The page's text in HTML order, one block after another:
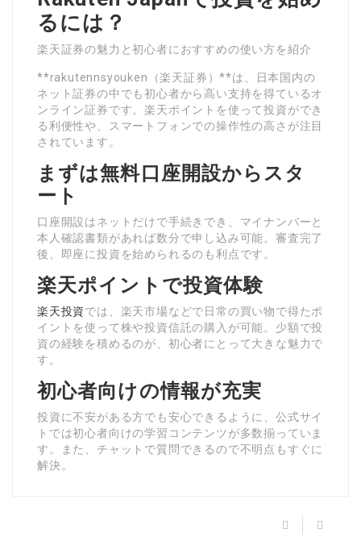
るには？
楽天証券の魅力と初心者におすすめの使い方を紹介
**rakutennsyouken（楽天証券）**は、日本国内の
ネット証券の中でも初心者から高い支持を得ているオ
ンライン証券です。楽天ポイントを使って投資ができ
る利便性や、スマートフォンでの操作性の高さが注目
されています。
まずは無料口座開設からスタ
ート
口座開設はネットだけで手続きでき、マイナンバーと
本人確認書類があれば数分で申し込み可能。審査完了
後、即座に投資を始められるのも利点です。
楽天ポイントで投資体験
楽天投資では、楽天市場などで日常の買い物で得たポ
イントを使って株や投資信託の購入が可能。少額で投
資の経験を積めるのが、初心者にとって大きな魅力で
す。
初心者向けの情報が充実
投資に不安がある方でも安心できるように、公式サイ
トでは初心者向けの学習コンテンツが多数揃っていま
す。また、チャットで質問できるので不明点もすぐに
解決。